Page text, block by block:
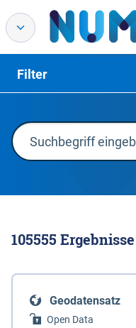
Filter
105555Ergebnisse
Geodatensatz
Open Data